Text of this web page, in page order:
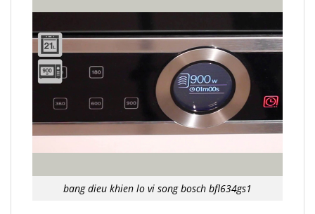
bang dieu khien lo vi song bosch bfl634gs1